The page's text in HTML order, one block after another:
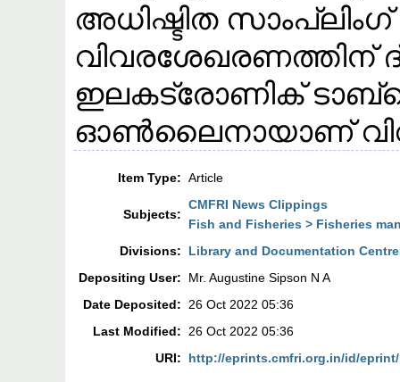
അധിഷ്ടിത
വിവരശേഖരണത്തിന്
ഇലകട്രോണിക്
ഓൺലൈനായാണ്
Item Type: Article
Subjects:
CMFRI News Clippings
Fish and Fisheries > Fisheries
Divisions:
Library and Documentation Centre
Depositing User:
Mr. Augustine Sipson N A
Date Deposited: 26 Oct 2022 05:36
Last Modified: 26 Oct 2022 05:36
URI:
http://eprints.cmfri.org.in/id/eprint/